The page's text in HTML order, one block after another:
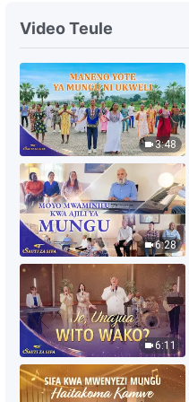
Video Teule
3:48
6:28
6:11